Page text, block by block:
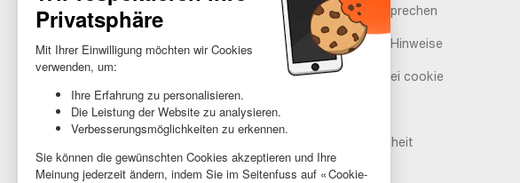
Samsung
Huawei
Benötigst du Hilfe?
Unser Versprechen
Rechtliche Hinweise
Gestione dei cookie
Barrierefreiheit